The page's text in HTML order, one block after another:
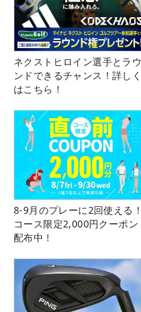
ネクストヒロイン選手とラウ
ンドできるチャンス！詳しく
はこちら！
8-9月のプレーに2回使える！
コース限定2,000円クーポン
配布中！